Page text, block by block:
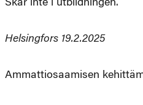
Skär inte i utbildningen.
Helsingfors 19.2.2025
Ammattiosaamisen